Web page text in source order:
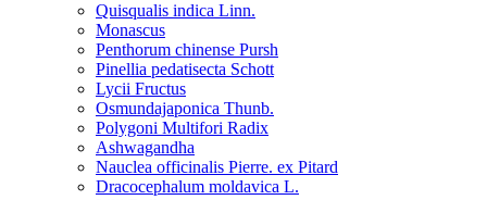
Quisqualis indica Linn.
Monascus
Penthorum chinense Pursh
Pinellia pedatisecta Schott
Lycii Fructus
Osmundajaponica Thunb.
Polygoni Multifori Radix
Ashwagandha
Nauclea officinalis Pierre. ex Pitard
Dracocephalum moldavica L.